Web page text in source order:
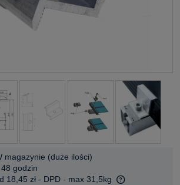
magazynie (duże ilości)
48 godzin
18,45 zł - DPD - max 31,5kg